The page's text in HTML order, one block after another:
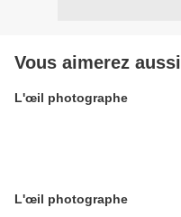
Vous aimerez aussi
L'œil photographe
L'œil photographe